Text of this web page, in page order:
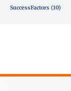
SuccessFactors (10)